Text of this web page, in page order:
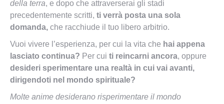
della terra, e dopo che attraverserai gli stadi
precedentemente scritti, ti verrà posta una sola
domanda, che racchiude il tuo libero arbitrio.
Vuoi vivere l’esperienza, per cui la vita che hai appena
lasciato continua? Per cui ti reincarni ancora, oppure
desideri sperimentare una realtà in cui vai avanti,
dirigendoti nel mondo spirituale?
Molte anime desiderano risperimentare il mondo